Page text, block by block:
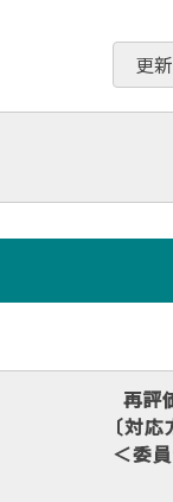
更
再評
〔対
＜委